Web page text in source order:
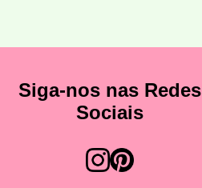
Siga-nos nas Redes
Sociais